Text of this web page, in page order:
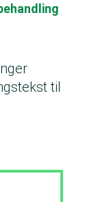
til